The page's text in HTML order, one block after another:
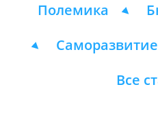
Полемика
Саморазвитие
Все